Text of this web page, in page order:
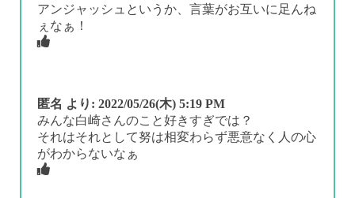
アンジャッシュというか、言葉がお互いに足んね
ぇなぁ！
匿名 より: 2022/05/26(木) 5:19 PM
みんな白崎さんのこと好きすぎでは？
それはそれとして努は相変わらず悪意なく人の心
がわからないなぁ